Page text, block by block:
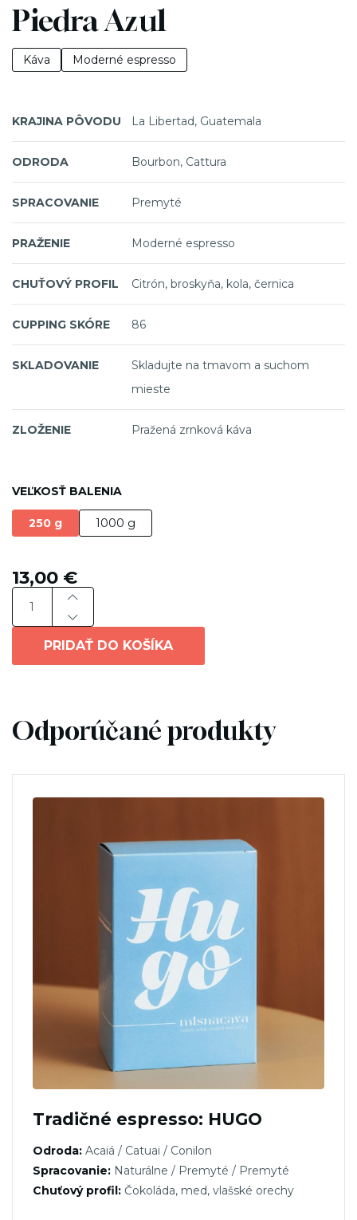
Piedra Azul
Káva Moderné espresso
KRAJINA PÔVODU La Libertad, Guatemala
ODRODA Bourbon, Cattura
SPRACOVANIE Premyté
PRAŽENIE Moderné espresso
CHUŤOVÝ PROFIL Citrón, broskyňa, kola, černica
CUPPING SKÓRE 86
SKLADOVANIE
Skladujte na tmavom a suchom
mieste
ZLOŽENIE Pražená zrnková káva
VEĽKOSŤ BALENIA
250 g 1000 g
13,00 €
PRIDAŤ DO KOŠÍKA
Odporúčané produkty
Tradičné espresso: HUGO
Odroda: Acaiá / Catuai / Conilon
Spracovanie: Naturálne / Premyté / Premyté
Chuťový profil: Čokoláda, med, vlašské orechy